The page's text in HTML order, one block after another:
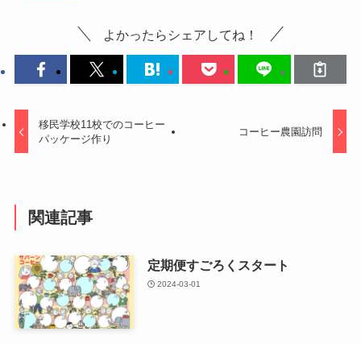
よかったらシェアしてね！
移民学校11校でのコーヒー
パッケージ作り
コーヒー農園訪問
関連記事
定期便すごろくスタート
2024-03-01